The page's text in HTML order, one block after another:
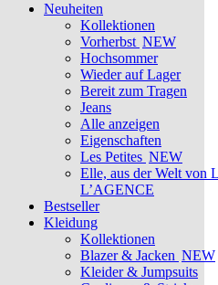
Neuheiten
Kollektionen
Vorherbst NEW
Hochsommer
Wieder auf Lager
Bereit zum Tragen
Jeans
Alle anzeigen
Eigenschaften
Les Petites NEW
Elle, aus der Welt von
L’AGENCE
Bestseller
Kleidung
Kollektionen
Blazer & Jacken NEW
Kleider & Jumpsuits